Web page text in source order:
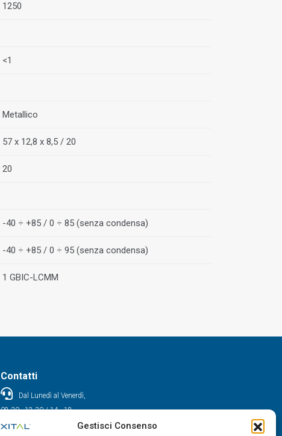
Gestisci Consenso
1250
<1
Metallico
57 x 12,8 x 8,5 / 20
20
-40 ÷ +85 / 0 ÷ 85 (senza condensa)
-40 ÷ +85 / 0 ÷ 95 (senza condensa)
1 GBIC-LCMM
Contatti
Dal Lunedì al Venerdì,
08.30 - 12.30 / 14 - 18
0522/909701